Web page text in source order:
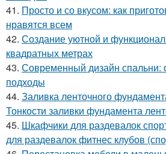
41. Просто и со вкусом: как
нравятся всем
42. Создание уютной и
квадратных метрах
43. Современный дизайн
подходы
44. Заливка ленточного
Тонкости заливки фундамента
45. Шкафчики для раздевалок
для раздевалок фитнес клубов